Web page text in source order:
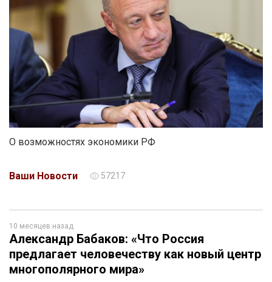
О возможностях экономики РФ
Ваши Новости 57217
10 месяцев назад
Александр Бабаков: «Что Россия
предлагает человечеству как новый центр
многополярного мира»